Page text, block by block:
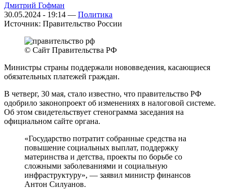
Дмитрий Гофман
30.05.2024 - 19:14 — Политика
Источник: Правительство России
© Сайт Правительства РФ
Министры страны поддержали нововведения, касающиеся
обязательных платежей граждан.
В четверг, 30 мая, стало известно, что правительство РФ
одобрило законопроект об изменениях в налоговой системе.
Об этом свидетельствует стенограмма заседания на
официальном сайте органа.
«Государство потратит собранные средства на
повышение социальных выплат, поддержку
материнства и детства, проекты по борьбе со
сложными заболеваниями и социальную
инфраструктуру», — заявил министр финансов
Антон Силуанов.